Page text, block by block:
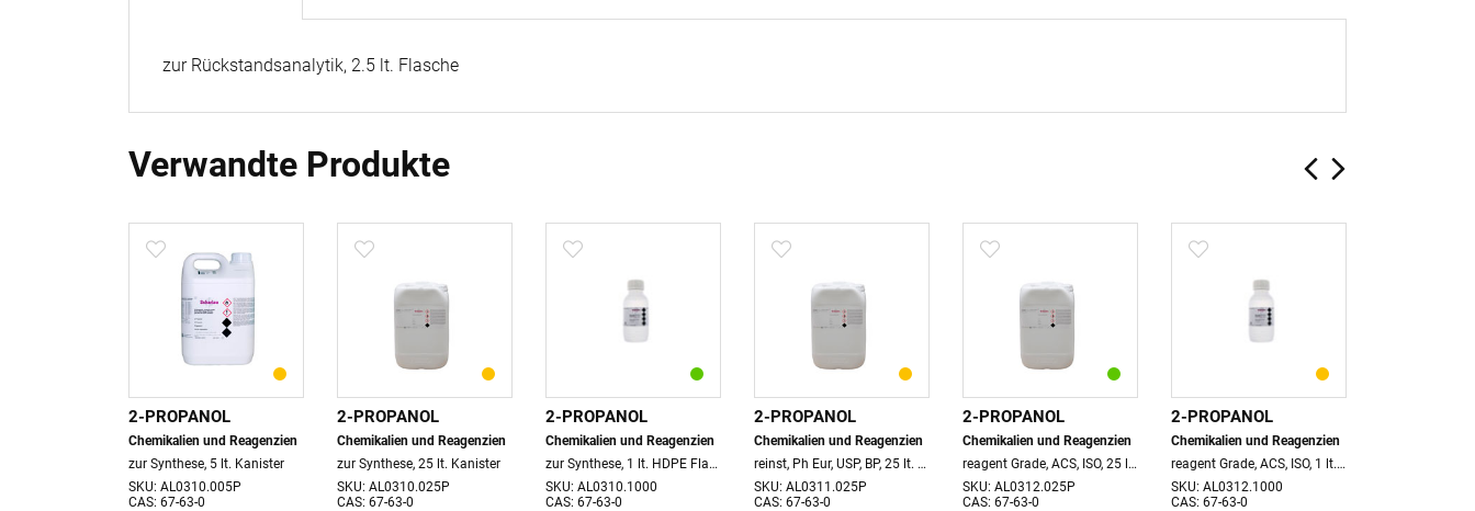
zur Rückstandsanalytik, 2.5 lt. Flasche
Verwandte Produkte
2-PROPANOL
Chemikalien und Reagenzien
zur Synthese, 5 lt. Kanister
SKU: AL0310.005P
CAS: 67-63-0
2-PROPANOL
Chemikalien und Reagenzien
zur Synthese, 25 lt. Kanister
SKU: AL0310.025P
CAS: 67-63-0
2-PROPANOL
Chemikalien und Reagenzien
zur Synthese, 1 lt. HDPE Flasche
SKU: AL0310.1000
CAS: 67-63-0
2-PROPANOL
Chemikalien und Reagenzien
reinst, Ph Eur, USP, BP, 25 lt. Kanister
SKU: AL0311.025P
CAS: 67-63-0
2-PROPANOL
Chemikalien und Reagenzien
reagent Grade, ACS, ISO, 25 lt. Kanister, VOC: 19.5 kg
SKU: AL0312.025P
CAS: 67-63-0
2-PROPANOL
Chemikalien und Reagenzien
reagent Grade, ACS, ISO, 1 lt. Flasche
SKU: AL0312.1000
CAS: 67-63-0